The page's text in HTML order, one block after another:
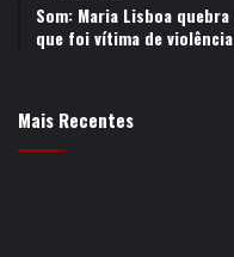
Som: Maria Lisboa
que foi vítima de
Mais Recentes